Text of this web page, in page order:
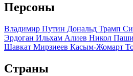
Персоны
Владимир Путин Дональд Трамп
Эрдоган Ильхам Алиев Никол
Шавкат Мирзиеев Касым-Жомарт
Страны